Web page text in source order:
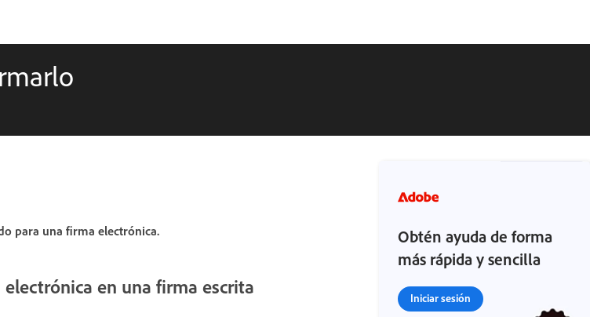
para una firma electrónica.
en una firma escrita
Obtén ayuda de forma
más rápida y sencilla
Iniciar sesión